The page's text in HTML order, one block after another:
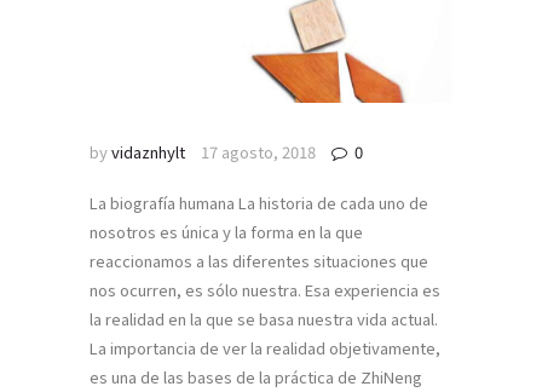
byvidaznhylt 17 agosto, 2018 0
La biografía humana La historia de cada uno de
nosotros es única y la forma en la que
reaccionamos a las diferentes situaciones que
nos ocurren, es sólo nuestra. Esa experiencia es
la realidad en la que se basa nuestra vida actual.
La importancia de ver la realidad objetivamente,
es una de las bases de la práctica de ZhiNeng